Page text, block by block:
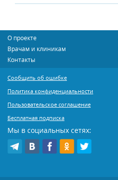
О проекте
Врачам и клиникам
Контакты
Сообщить об ошибке
Политика конфиденциальности
Пользовательское соглашение
Бесплатная подписка
Мы в социальных сетях: